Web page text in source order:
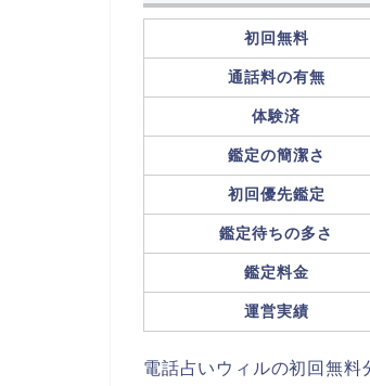
初回無料
通話料の有無
体験済
鑑定の簡潔さ
初回優先鑑定
鑑定待ちの多さ
鑑定料金
運営実績
電話占いウィルの初回無